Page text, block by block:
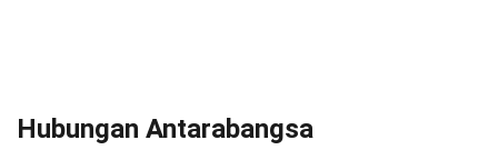
Hubungan Antarabangsa